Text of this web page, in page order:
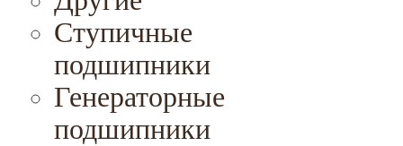
Ступичные
подшипники
Генераторные
подшипники